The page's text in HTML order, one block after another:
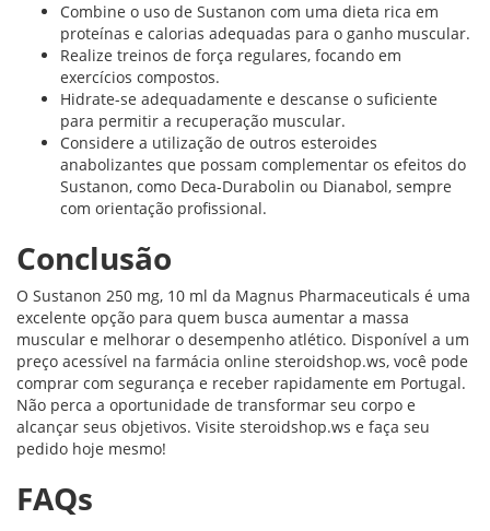
Combine o uso de Sustanon com uma dieta rica em
proteínas e calorias adequadas para o ganho muscular.
Realize treinos de força regulares, focando em
exercícios compostos.
Hidrate-se adequadamente e descanse o suficiente
para permitir a recuperação muscular.
Considere a utilização de outros esteroides
anabolizantes que possam complementar os efeitos do
Sustanon, como Deca-Durabolin ou Dianabol, sempre
com orientação profissional.
Conclusão
O Sustanon 250 mg, 10 ml da Magnus Pharmaceuticals é uma
excelente opção para quem busca aumentar a massa
muscular e melhorar o desempenho atlético. Disponível a um
preço acessível na farmácia online steroidshop.ws, você pode
comprar com segurança e receber rapidamente em Portugal.
Não perca a oportunidade de transformar seu corpo e
alcançar seus objetivos. Visite steroidshop.ws e faça seu
pedido hoje mesmo!
FAQs